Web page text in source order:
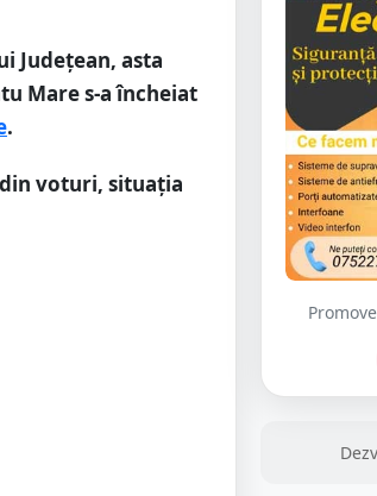
Județean, asta
Mare s-a încheiat
.
voturi, situația